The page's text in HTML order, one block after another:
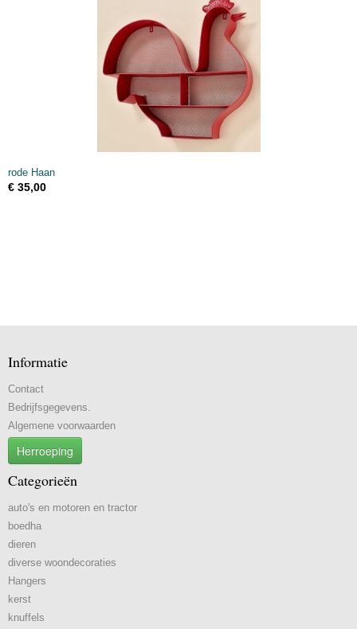
rode Haan
€ 35,00
Informatie
Contact
Bedrijfsgegevens.
Algemene voorwaarden
Herroeping
Categorieën
auto's en motoren en tractor
boedha
dieren
diverse woondecoraties
Hangers
kerst
knuffels